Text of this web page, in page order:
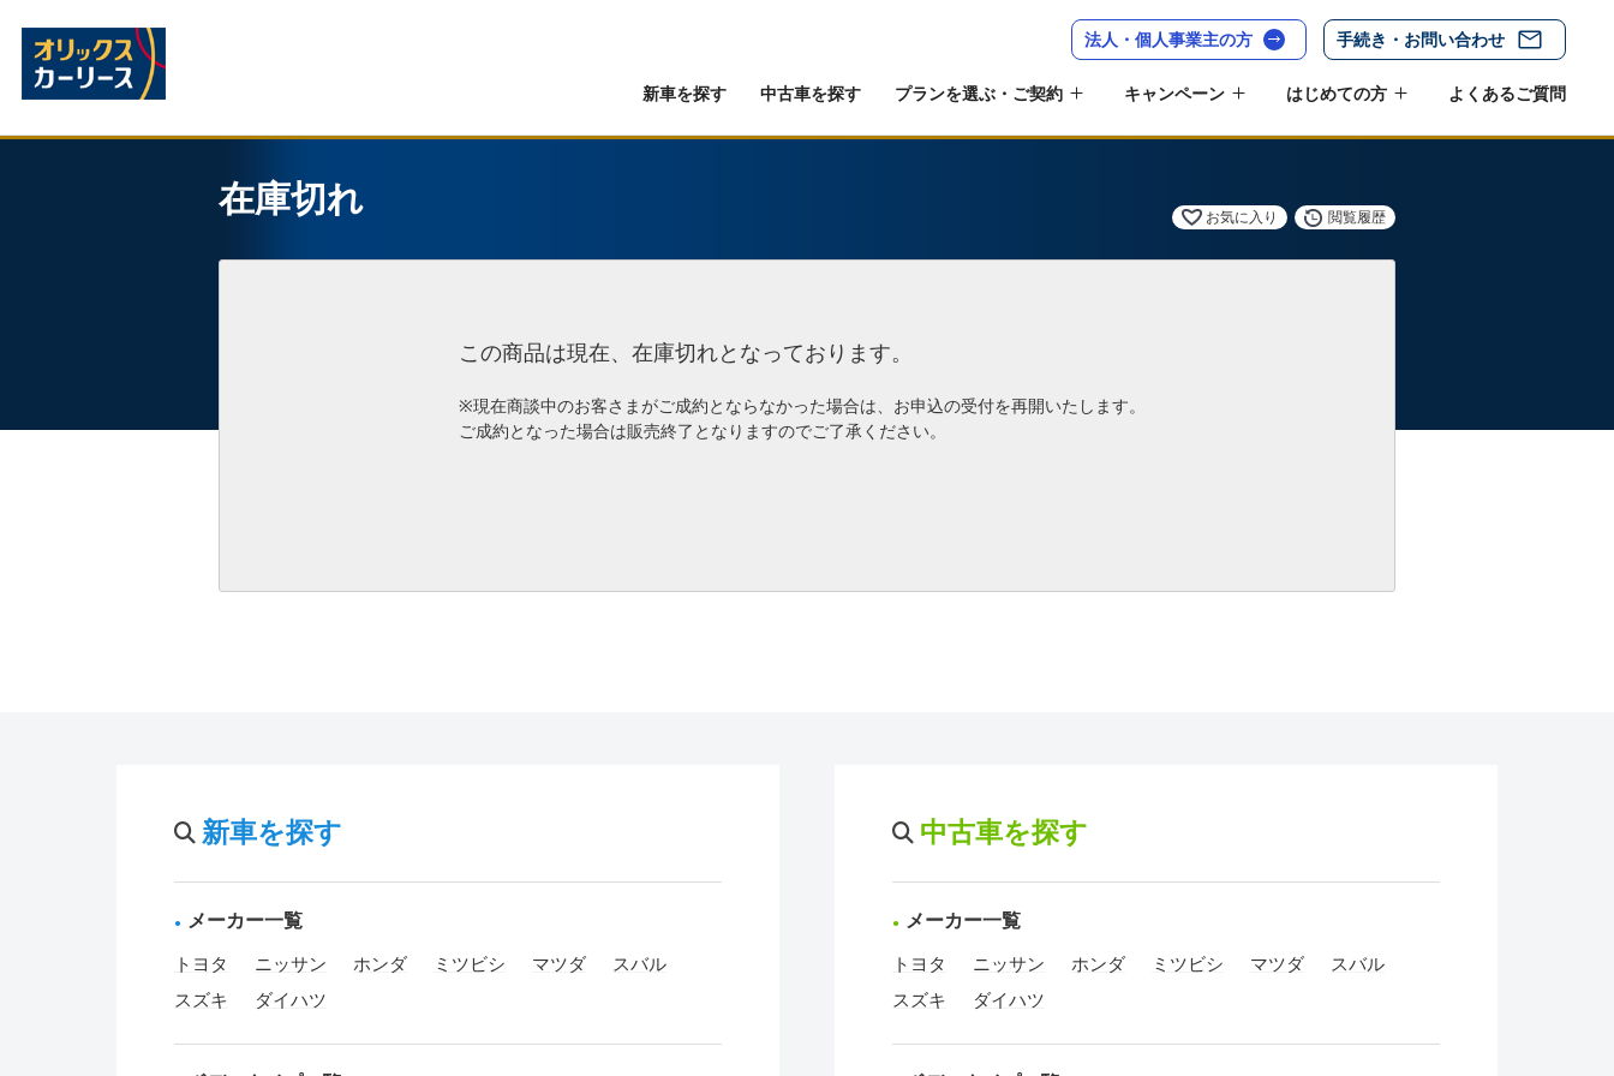
法人・個人事業主の方 手続き・お問い合わせ
新車を探す 中古車を探す プランを選ぶ・ご契約 キャンペーン はじめての方 よくあるご質問
在庫切れ お気に入り 閲覧履歴
この商品は現在、在庫切れとなっております。
※現在商談中のお客さまがご成約とならなかった場合は、お申込の受付を再開いたします。
ご成約となった場合は販売終了となりますのでご了承ください。
新車を探す
メーカー一覧
トヨタ ニッサン ホンダ ミツビシ マツダ
スバル
スズキ
ダイハツ
中古車を探す
メーカー一覧
トヨタ ニッサン ホンダ ミツビシ マツダ
スバル
スズキ
ダイハツ